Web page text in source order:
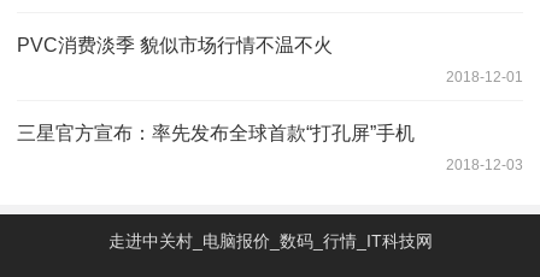
PVC消费淡季 貌似市场行情不温不火
2018-12-01
三星官方宣布：率先发布全球首款“打孔屏”手机
2018-12-03
走进中关村_电脑报价_数码_行情_IT科技网